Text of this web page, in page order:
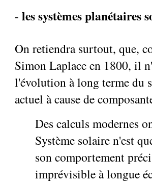
-les systèmes planétaires
On retiendra surtout, que,
Simon Laplace en 1800, il
l'évolution à long terme du
actuel à cause de
Des calculs modernes
Système solaire n'est
son comportement
imprévisible à longue